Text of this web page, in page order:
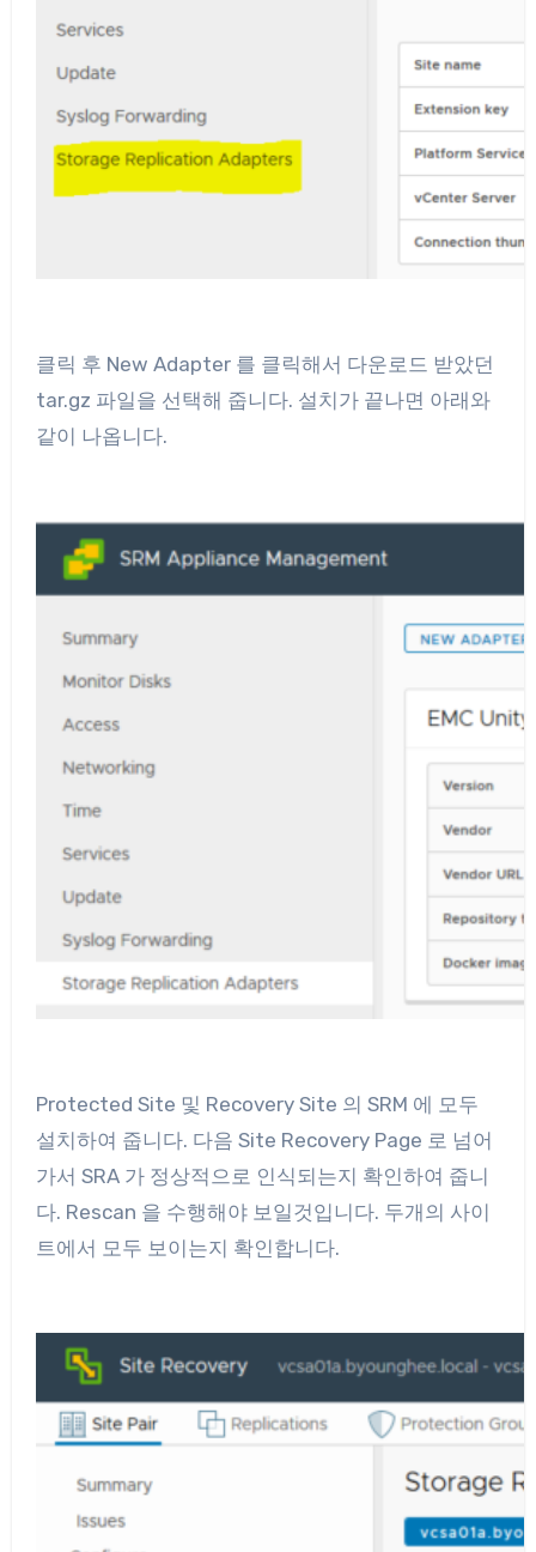
클릭 후 New Adapter 를 클릭해서 다운로드 받았던
tar.gz 파일을 선택해 줍니다. 설치가 끝나면 아래와
같이 나옵니다.
Protected Site 및 Recovery Site 의 SRM 에 모두
설치하여 줍니다. 다음 Site Recovery Page 로 넘어
가서 SRA 가 정상적으로 인식되는지 확인하여 줍니
다. Rescan 을 수행해야 보일것입니다. 두개의 사이
트에서 모두 보이는지 확인합니다.